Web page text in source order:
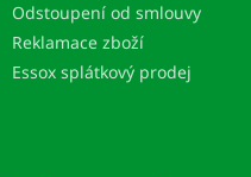
Odstoupení od smlouvy
Reklamace zboží
Essox splátkový prodej